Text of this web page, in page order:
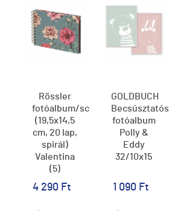
Rössler
fotóalbum/scrapbook
(19,5x14,5
cm, 20 lap,
spirál)
Valentina
(5)
4 290 Ft
GOLDBUCH
Becsúsztatós
fotóalbum
Polly &
Eddy
32/10x15
1 090 Ft